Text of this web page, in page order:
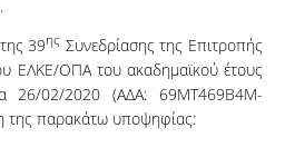
39ης Συνεδρίασης της Επιτροπής
ΕΛΚΕ/ΟΠΑ του ακαδημαϊκού έτους
26/02/2020 (ΑΔΑ: 69ΜΤ469Β4Μ-
της παρακάτω υποψηφίας: